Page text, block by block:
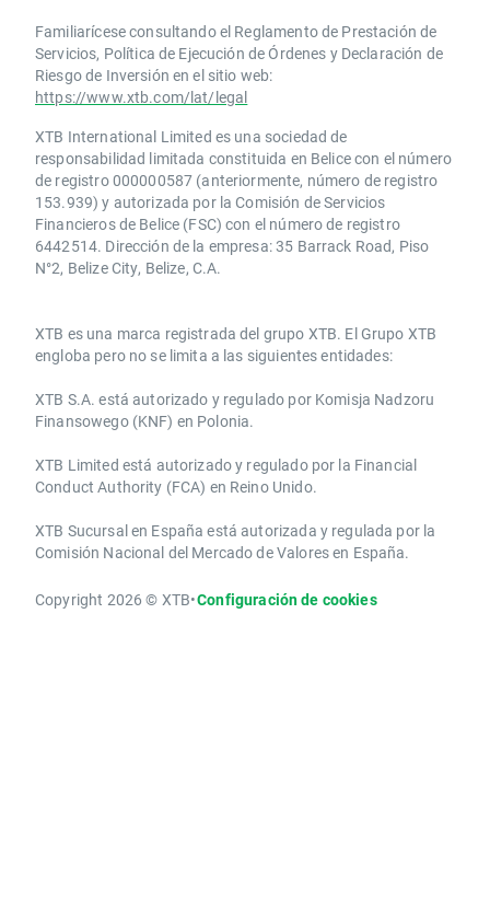
Familiarícese consultando el Reglamento de Prestación de
Servicios, Política de Ejecución de Órdenes y Declaración de
Riesgo de Inversión en el sitio web:
https://www.xtb.com/lat/legal
XTB International Limited es una sociedad de
responsabilidad limitada constituida en Belice con el número
de registro 000000587 (anteriormente, número de registro
153.939) y autorizada por la Comisión de Servicios
Financieros de Belice (FSC) con el número de registro
6442514. Dirección de la empresa: 35 Barrack Road, Piso
N°2, Belize City, Belize, C.A.
​​XTB es una marca registrada del grupo XTB. El Grupo XTB
engloba pero no se limita a las siguientes entidades:
XTB S.A.​ está autorizado y regulado por Komisja Nadzoru
Finansowego (KNF) ​en Polonia.
XTB Limited ​está autorizado y regulado por la ​Financial
Conduct Authority ​(FCA) en ​​Reino Unido.
XTB Sucursal en España está autorizada y regulada por la
Comisión Nacional del Mercado de Valores en España.
Copyright 2026 © XTB•Configuración de cookies